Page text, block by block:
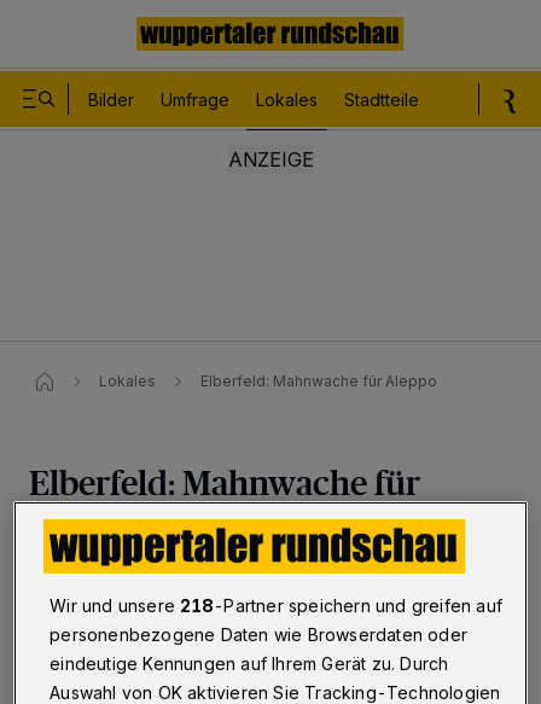
Bilder Umfrage Lokales Stadtteile
Lokales Elberfeld: Mahnwache für Aleppo
Elberfeld: Mahnwache für
Aleppo
Katholische Citykirche Wuppertal mit dem Sozialdienst
katholischer Frauen Wuppertal einlädt, soll auf die
menschenverachtenden Zustände im syrischen Aleppo
gemacht werden.
Wir und unsere 218-Partner speichern und greifen auf
personenbezogene Daten wie Browserdaten oder
eindeutige Kennungen auf Ihrem Gerät zu. Durch
Auswahl von OK aktivieren Sie Tracking-Technologien